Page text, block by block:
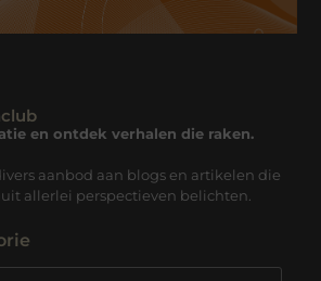
en ontdek verhalen die raken.
aanbod aan blogs en artikelen die
allerlei perspectieven belichten.